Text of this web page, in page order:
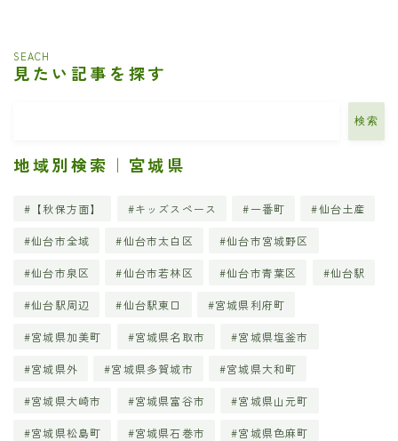
SEACH
見たい記事を探す
検索
地域別検索｜宮城県
【秋保方面】 キッズスペース 一番町 仙台土産
仙台市全域 仙台市太白区 仙台市宮城野区
仙台市泉区 仙台市若林区 仙台市青葉区 仙台駅
仙台駅周辺 仙台駅東口 宮城県利府町
宮城県加美町 宮城県名取市 宮城県塩釜市
宮城県外 宮城県多賀城市 宮城県大和町
宮城県大崎市 宮城県富谷市 宮城県山元町
宮城県松島町 宮城県石巻市 宮城県色麻町